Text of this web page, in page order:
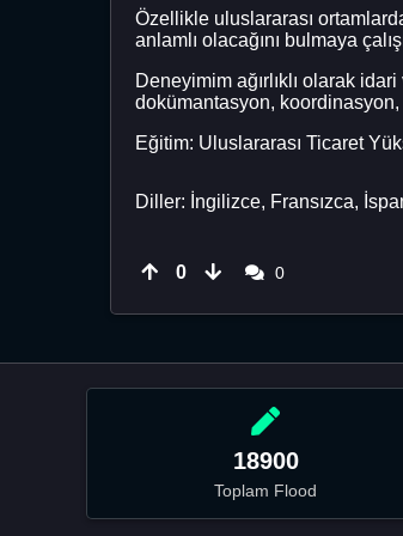
Özellikle uluslararası
anlamlı olacağını bulmaya
Deneyimim ağırlıklı olarak
dokümantasyon,
Eğitim: Uluslararası Ticaret
Diller: İngilizce, Fransızca,
0 0
18900
Toplam Flood